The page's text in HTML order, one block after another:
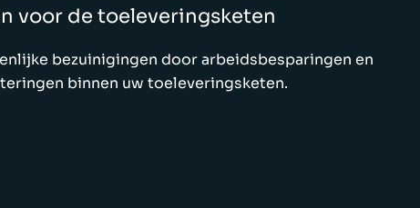
voor de toeleveringsketen
bezuinigingen door arbeidsbesparingen en
binnen uw toeleveringsketen.